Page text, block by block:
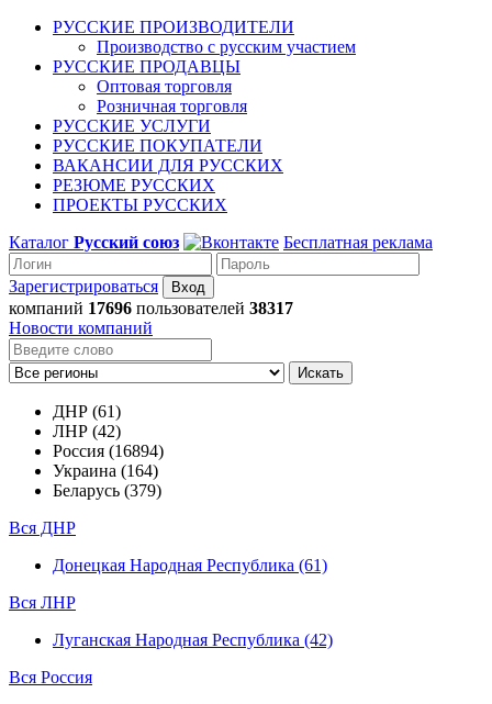
РУССКИЕ ПРОИЗВОДИТЕЛИ
Производство с русским участием
РУССКИЕ ПРОДАВЦЫ
Оптовая торговля
Розничная торговля
РУССКИЕ УСЛУГИ
РУССКИЕ ПОКУПАТЕЛИ
ВАКАНСИИ ДЛЯ РУССКИХ
РЕЗЮМЕ РУССКИХ
ПРОЕКТЫ РУССКИХ
Каталог Русский союз Бесплатная реклама
Зарегистрироваться
компаний 17696 пользователей 38317
Новости компаний
Искать
ДНР (61)
ЛНР (42)
Россия (16894)
Украина (164)
Беларусь (379)
Вся ДНР
Донецкая Народная Республика (61)
Вся ЛНР
Луганская Народная Республика (42)
Вся Россия